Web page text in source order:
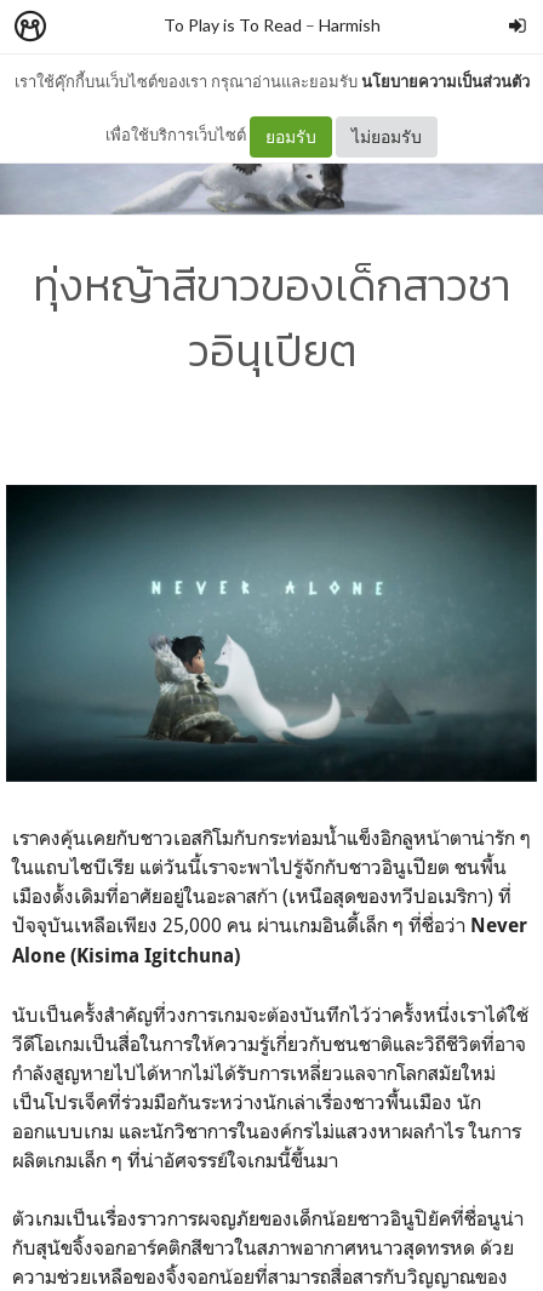
เราใช้คุ๊กกี้บนเว็บไซต์ของเรา กรุณาอ่านและยอมรับนโยบายความเป็นส่วนตัว
เพื่อใช้บริการเว็บไซต์ ยอมรับ ไม่ยอมรับ
To Play is To Read – Harmish
ทุ่งหญ้าสีขาวของเด็กสาวชา
วอินุเปียต
เราคงคุ้นเคยกับชาวเอสกิโมกับกระท่อมน้ำแข็งอิกลูหน้าตาน่ารัก ๆ
ในแถบไซบีเรีย แต่วันนี้เราจะพาไปรู้จักกับชาวอินูเปียต ชนพื้น
เมืองดั้งเดิมที่อาศัยอยู่ในอะลาสก้า (เหนือสุดของทวีปอเมริกา) ที่
ปัจจุบันเหลือเพียง 25,000 คน ผ่านเกมอินดี้เล็ก ๆ ที่ชื่อว่า Never
Alone (Kisima Igitchuna)
นับเป็นครั้งสำคัญที่วงการเกมจะต้องบันทึกไว้ว่าครั้งหนึ่งเราได้ใช้
วีดีโอเกมเป็นสื่อในการให้ความรู้เกี่ยวกับชนชาติและวิถีชีวิตที่อาจ
กำลังสูญหายไปได้หากไม่ได้รับการเหลี่ยวแลจากโลกสมัยใหม่
เป็นโปรเจ็คที่ร่วมมือกันระหว่างนักเล่าเรื่องชาวพื้นเมือง นัก
ออกแบบเกม และนักวิชาการในองค์กรไม่แสวงหาผลกำไร ในการ
ผลิตเกมเล็ก ๆ ที่น่าอัศจรรย์ใจเกมนี้ขึ้นมา
ตัวเกมเป็นเรื่องราวการผจญภัยของเด็กน้อยชาวอินูปิยัคที่ชื่อนูน่า
กับสุนัขจิ้งจอกอาร์คติกสีขาวในสภาพอากาศหนาวสุดทรหด ด้วย
ความช่วยเหลือของจิ้งจอกน้อยที่สามารถสื่อสารกับวิญญาณของ